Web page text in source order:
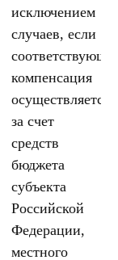
исключением
случаев, если
компенсация
осуществляется
за счет
средств
бюджета
субъекта
Российской
Федерации,
местного